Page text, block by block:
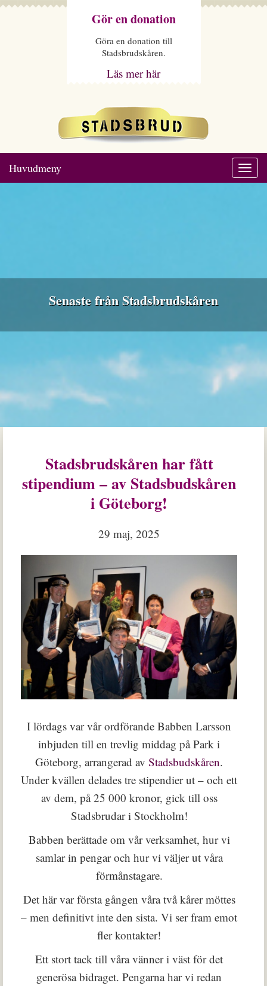
Gör en donation
Göra en donation till
Stadsbrudskåren.
Läs mer här
Huvudmeny
Senaste från Stadsbrudskåren
Stadsbrudskåren har fått
stipendium – av Stadsbudskåren
i Göteborg!
29 maj, 2025
I lördags var vår ordförande Babben Larsson
inbjuden till en trevlig middag på Park i
Göteborg, arrangerad av Stadsbudskåren.
Under kvällen delades tre stipendier ut – och ett
av dem, på 25 000 kronor, gick till oss
Stadsbrudar i Stockholm!
Babben berättade om vår verksamhet, hur vi
samlar in pengar och hur vi väljer ut våra
förmånstagare.
Det här var första gången våra två kårer möttes
– men definitivt inte den sista. Vi ser fram emot
fler kontakter!
Ett stort tack till våra vänner i väst för det
generösa bidraget. Pengarna har vi redan